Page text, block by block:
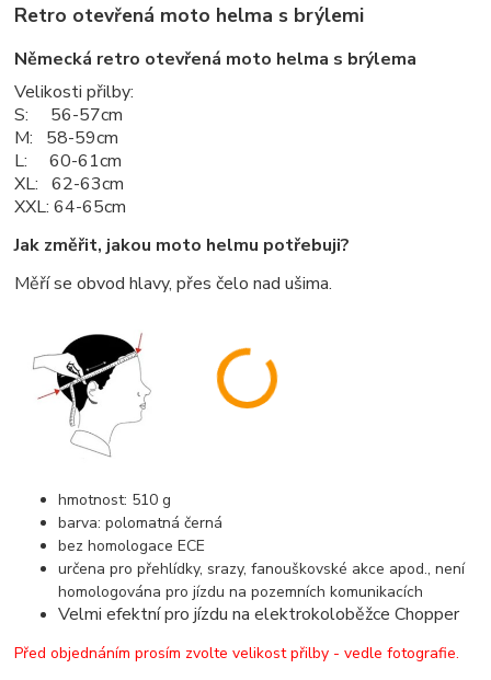
Retro otevřená moto helma s brýlemi
Německá retro otevřená moto helma s brýlema
Velikosti přilby:
S: 56-57cm
M: 58-59cm
L: 60-61cm
XL: 62-63cm
XXL: 64-65cm
Jak změřit, jakou moto helmu potřebuji?
Měří se obvod hlavy, přes čelo nad ušima.
hmotnost: 510 g
barva: polomatná černá
bez homologace ECE
určena pro přehlídky, srazy, fanouškovské akce apod., není
homologována pro jízdu na pozemních komunikacích
Velmi efektní pro jízdu na elektrokoloběžce Chopper
Před objednáním prosím zvolte velikost přilby - vedle fotografie.